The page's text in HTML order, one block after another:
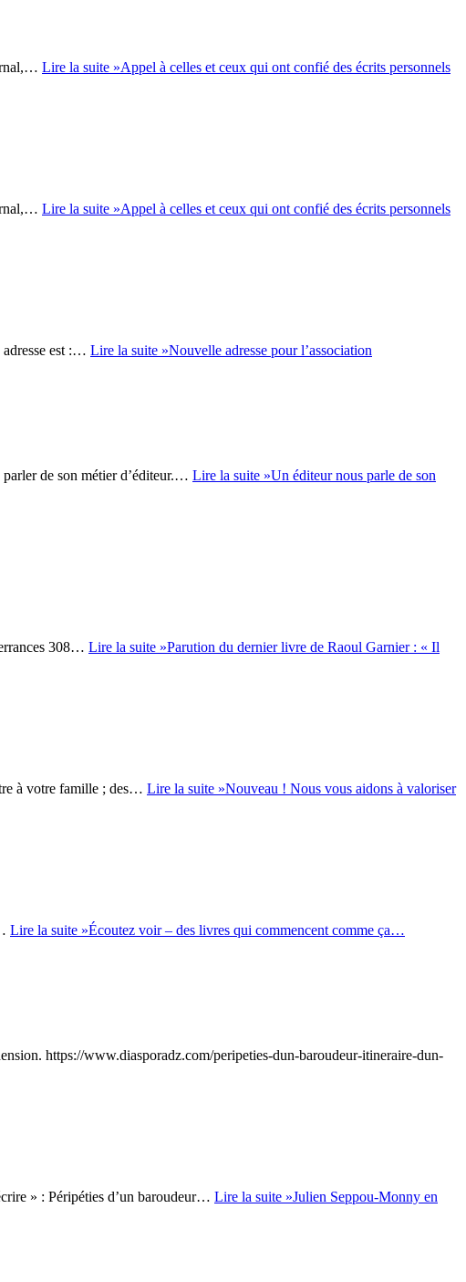
Lire la suite »Appel à celles et ceux qui ont confié des écrits personnels
Lire la suite »Appel à celles et ceux qui ont confié des écrits personnels
est :… Lire la suite »Nouvelle adresse pour l’association
de son métier d’éditeur.… Lire la suite »Un éditeur nous parle de son
308… Lire la suite »Parution du dernier livre de Raoul Garnier : « Il
à votre famille ; des… Lire la suite »Nouveau ! Nous vous aidons à valoriser
Lire la suite »Écoutez voir – des livres qui commencent comme ça…
https://www.diasporadz.com/peripeties-dun-baroudeur-itineraire-dun-
» : Péripéties d’un baroudeur… Lire la suite »Julien Seppou-Monny en